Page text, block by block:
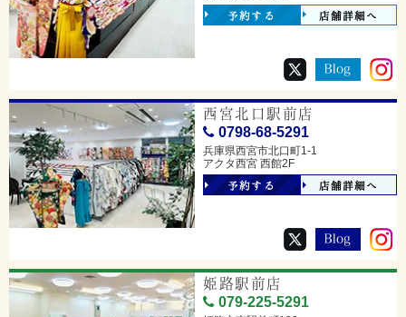
予約する 店舗詳細へ
西宮北口駅前店
0798-68-5291
兵庫県西宮市北口町1-1
アクタ西宮 西館2F
予約する 店舗詳細へ
姫路駅前店
079-225-5291